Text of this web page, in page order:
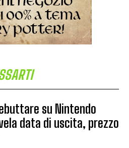
su Nintendo
data di uscita, prezzo